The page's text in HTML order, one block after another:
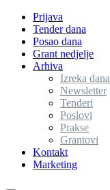
Prijava
Tender dana
Posao dana
Grant nedjelje
Arhiva
Izreka dana
Newsletter
Tenderi
Poslovi
Prakse
Grantovi
Kontakt
Marketing